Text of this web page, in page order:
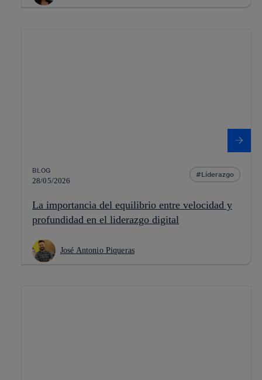
BLOG
28/05/2026
Liderazgo
La importancia del equilibrio entre velocidad y
profundidad en el liderazgo digital
José Antonio Piqueras